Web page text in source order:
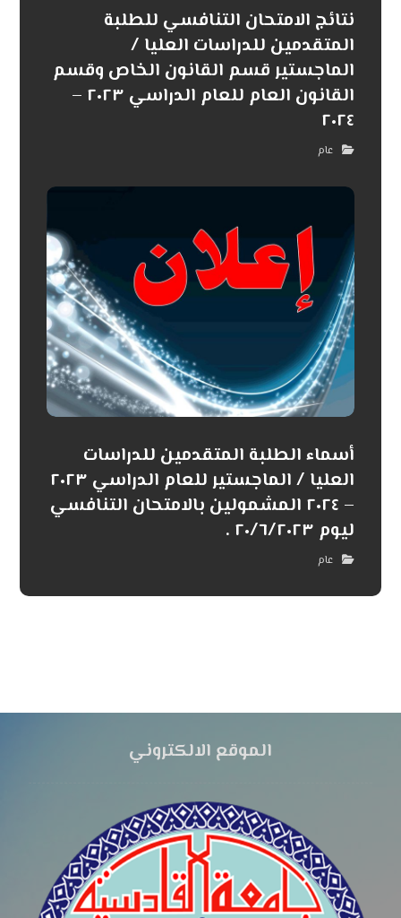
نتائج الامتحان التنافسي للطلبة
المتقدمين للدراسات العليا /
الماجستير قسم القانون الخاص وقسم
القانون العام للعام الدراسي ٢٠٢٣ –
٢٠٢٤
عام
أسماء الطلبة المتقدمين للدراسات
العليا / الماجستير للعام الدراسي ٢٠٢٣
– ٢٠٢٤ المشمولين بالامتحان التنافسي
ليوم ٢٠/٦/٢٠٢٣ .
عام
الموقع الالكتروني